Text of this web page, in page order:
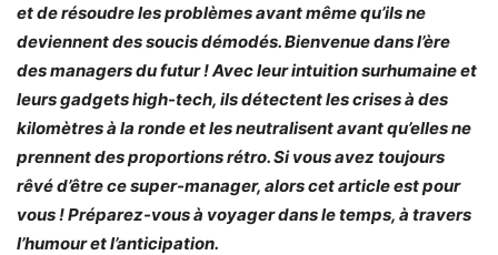
et de résoudre les problèmes avant même qu’ils ne
deviennent des soucis démodés. Bienvenue dans l’ère
des managers du futur ! Avec leur intuition surhumaine et
leurs gadgets high-tech, ils détectent les crises à des
kilomètres à la ronde et les neutralisent avant qu’elles ne
prennent des proportions rétro. Si vous avez toujours
rêvé d’être ce super-manager, alors cet article est pour
vous ! Préparez-vous à voyager dans le temps, à travers
l’humour et l’anticipation.